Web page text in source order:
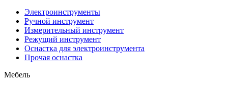
Электроинструменты
Ручной инструмент
Измерительный инструмент
Режущий инструмент
Оснастка для электроинструмента
Прочая оснастка
Мебель